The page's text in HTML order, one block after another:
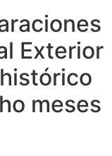
Exterior
meses